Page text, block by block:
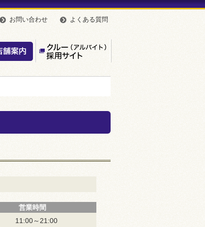
お問い合わせ よくある質問
こだわり 店舗案内
営業時間
11:00～21:00